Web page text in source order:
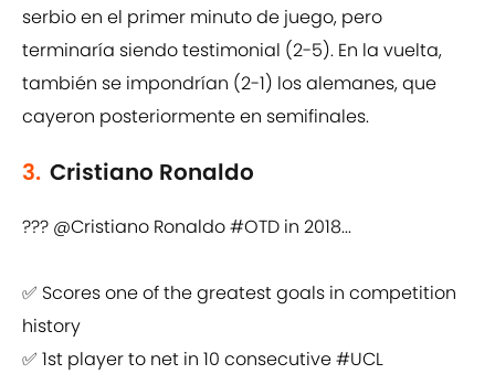
serbio en el primer minuto de juego, pero
terminaría siendo testimonial (2-5). En la vuelta,
también se impondrían (2-1) los alemanes, que
cayeron posteriormente en semifinales.
3. Cristiano Ronaldo
??? @Cristiano Ronaldo#OTD in 2018...
✅ Scores one of the greatest goals in competition
history
✅ 1st player to net in 10 consecutive#UCL